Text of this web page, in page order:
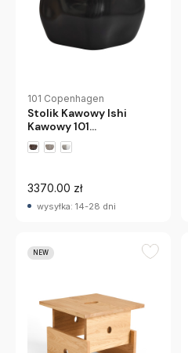
101 Copenhagen
Stolik Kawowy Ishi
Kawowy 101
Copenhagen
3370.00 zł
wysyłka: 14-28 dni
NEW